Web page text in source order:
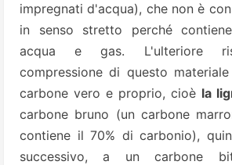
impregnati d'acqua), che non è
in senso stretto perché
acqua e gas. L'ulteriore
compressione di questo
carbone vero e proprio, cioè la
carbone bruno (un carbone
contiene il 70% di carbonio),
successivo, a un carbone